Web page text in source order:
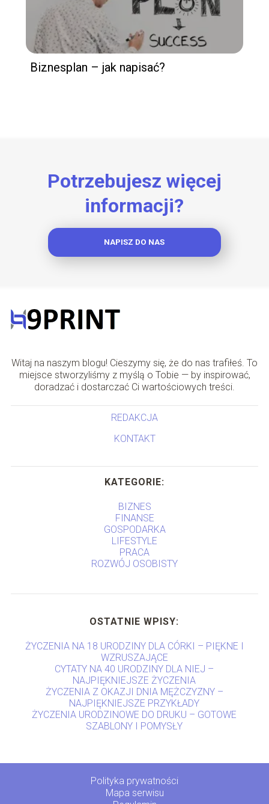
Biznesplan – jak napisać?
Potrzebujesz więcej
informacji?
NAPISZ DO NAS
Witaj na naszym blogu! Cieszymy się, że do nas trafiłeś. To
miejsce stworzyliśmy z myślą o Tobie — by inspirować,
doradzać i dostarczać Ci wartościowych treści.
REDAKCJA
KONTAKT
KATEGORIE:
BIZNES
FINANSE
GOSPODARKA
LIFESTYLE
PRACA
ROZWÓJ OSOBISTY
OSTATNIE WPISY:
ŻYCZENIA NA 18 URODZINY DLA CÓRKI – PIĘKNE I
WZRUSZAJĄCE
CYTATY NA 40 URODZINY DLA NIEJ –
NAJPIĘKNIEJSZE ŻYCZENIA
ŻYCZENIA Z OKAZJI DNIA MĘŻCZYZNY –
NAJPIĘKNIEJSZE PRZYKŁADY
ŻYCZENIA URODZINOWE DO DRUKU – GOTOWE
SZABLONY I POMYSŁY
Polityka prywatności
Mapa serwisu